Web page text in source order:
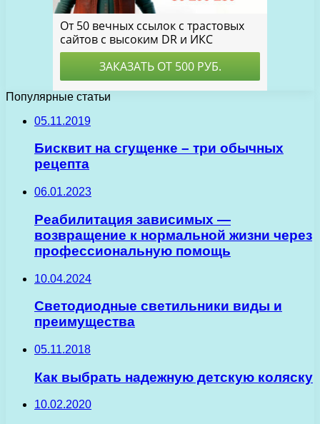
Популярные статьи
05.11.2019
Бисквит на сгущенке – три обычных
рецепта
06.01.2023
Реабилитация зависимых —
возвращение к нормальной жизни через
профессиональную помощь
10.04.2024
Светодиодные светильники виды и
преимущества
05.11.2018
Как выбрать надежную детскую коляску
10.02.2020